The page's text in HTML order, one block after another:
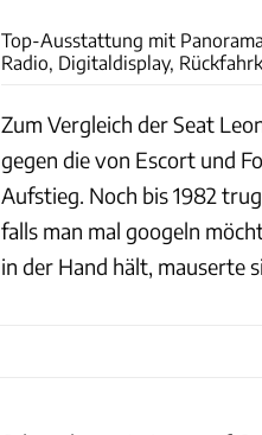
Top-Ausstattung mit
Radio, Digitaldisplay,
Zum Vergleich der Seat
gegen die von Escort und
Aufstieg. Noch bis 1982
falls man mal googeln
in der Hand hält, mauserte